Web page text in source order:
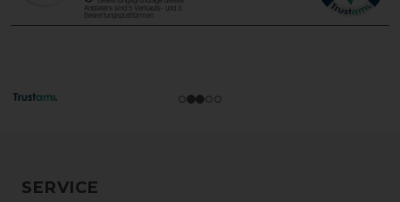
SERVICE